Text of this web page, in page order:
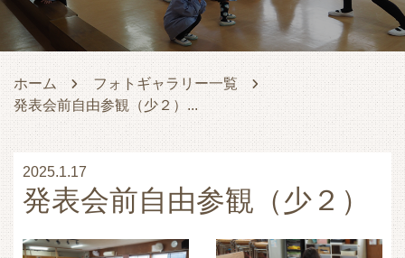
ホーム
フォトギャラリー一覧
発表会前自由参観（少２）...
2025.1.17
発表会前自由参観（少２）